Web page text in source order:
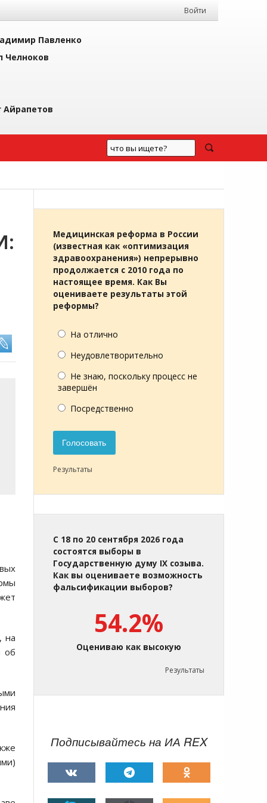
Войти
Павленко
Челноков
Айрапетов
на
об
Медицинская реформа в России
(известная как «оптимизация
здравоохранения») непрерывно
продолжается с 2010 года по
настоящее время. Как Вы
оцениваете результаты этой
реформы?
На отлично
Неудовлетворительно
Не знаю, поскольку процесс не
завершён
Посредственно
Голосовать
Результаты
С 18 по 20 сентября 2026 года
состоятся выборы в
Государственную думу IX созыва.
Как вы оцениваете возможность
фальсификации выборов?
54.2%
Оцениваю как высокую
Результаты
Подписывайтесь на ИА REX